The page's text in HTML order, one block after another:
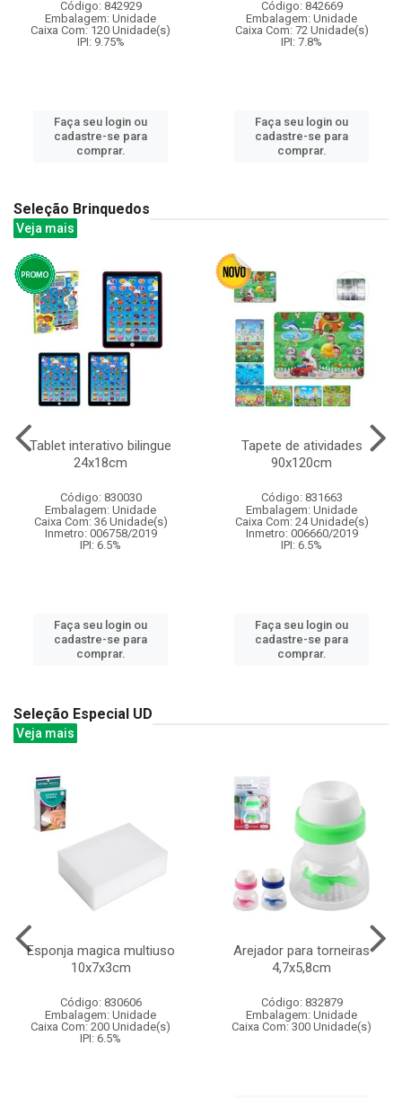
Código: 842929
Embalagem: Unidade
Caixa Com: 120 Unidade(s)
IPI: 9.75%
Faça seu login ou
cadastre-se para
comprar.
Código: 842669
Embalagem: Unidade
Caixa Com: 72 Unidade(s)
IPI: 7.8%
Faça seu login ou
cadastre-se para
comprar.
Seleção Brinquedos
Veja mais
Tablet interativo bilingue
24x18cm
Código: 830030
Embalagem: Unidade
Caixa Com: 36 Unidade(s)
Inmetro: 006758/2019
IPI: 6.5%
Faça seu login ou
cadastre-se para
comprar.
Tapete de atividades
90x120cm
Código: 831663
Embalagem: Unidade
Caixa Com: 24 Unidade(s)
Inmetro: 006660/2019
IPI: 6.5%
Faça seu login ou
cadastre-se para
comprar.
Seleção Especial UD
Veja mais
Esponja magica multiuso
10x7x3cm
Código: 830606
Embalagem: Unidade
Caixa Com: 200 Unidade(s)
IPI: 6.5%
Arejador para torneiras
4,7x5,8cm
Código: 832879
Embalagem: Unidade
Caixa Com: 300 Unidade(s)